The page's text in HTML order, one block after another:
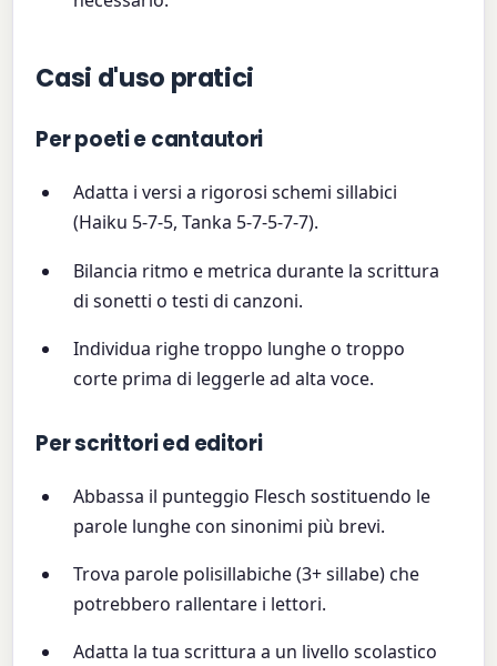
Casi d'uso pratici
Per poeti e cantautori
Adatta i versi a rigorosi schemi sillabici
(Haiku 5-7-5, Tanka 5-7-5-7-7).
Bilancia ritmo e metrica durante la scrittura
di sonetti o testi di canzoni.
Individua righe troppo lunghe o troppo
corte prima di leggerle ad alta voce.
Per scrittori ed editori
Abbassa il punteggio Flesch sostituendo le
parole lunghe con sinonimi più brevi.
Trova parole polisillabiche (3+ sillabe) che
potrebbero rallentare i lettori.
Adatta la tua scrittura a un livello scolastico